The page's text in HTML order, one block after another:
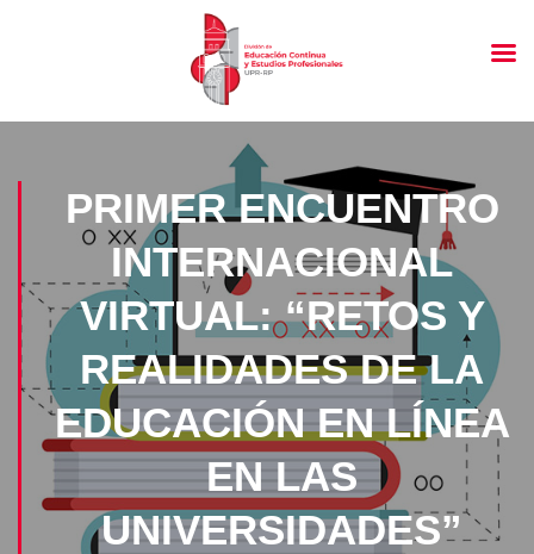
PRIMER ENCUENTRO
INTERNACIONAL
VIRTUAL: “RETOS Y
REALIDADES DE LA
EDUCACIÓN EN LÍNEA
EN LAS
UNIVERSIDADES”